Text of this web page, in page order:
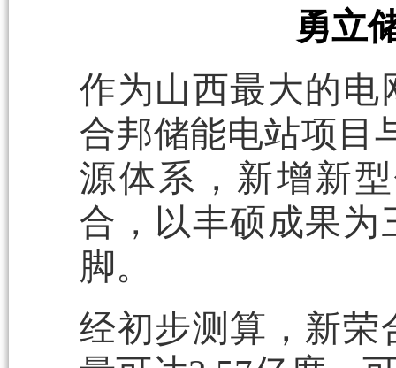
勇立
作为山西最大的电
合邦储能电站项目
源体系，新增新
合，以丰硕成果为
脚。
经初步测算，新荣